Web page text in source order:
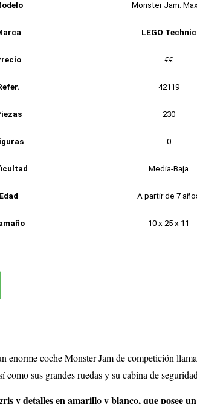
Monster Jam:
LEGO Technic
€€
42119
230
0
Media-Baja
Edad A partir de 7
10 x 25 x 11
enorme coche Monster Jam de competición
sus grandes ruedas y su cabina de
y detalles en amarillo y blanco, que posee